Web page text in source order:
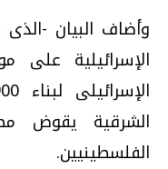
وأضاف البيان -
الإسرائيلية على
الشرقية يقوض
الفلسطينيين.